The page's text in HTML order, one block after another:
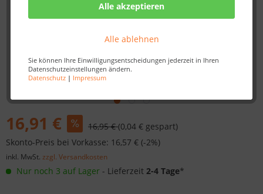
Alle akzeptieren
Alle ablehnen
Sie können Ihre Einwilligungsentscheidungen jederzeit in Ihren
Datenschutzeinstellungen ändern.
Datenschutz| Impressum
16,91 € 16,95 €(0,04 € gespart)
Skonto-Preis bei Vorkasse: 16,57 € (-2%)
inkl. MwSt. zzgl. Versandkosten
Nur noch 3 auf Lager - Lieferzeit 2-4 Tage*